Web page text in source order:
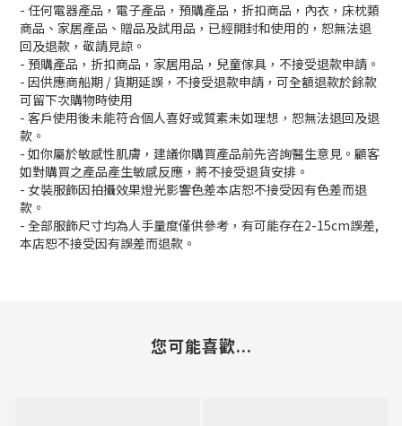
- 任何電器產品，電子產品，預購產品，折扣商品，內衣，床枕類
商品、家居產品、贈品及試用品，已經開封和使用的，恕無法退
回及退款，敬請見諒。
- 預購產品，折扣商品，家居用品，兒童傢具，不接受退款申請。
- 因供應商船期 / 貨期延誤，不接受退款申請，可全額退款於餘款
可留下次購物時使用
- 客戶使用後未能符合個人喜好或質素未如理想，恕無法退回及退
款。
- 如你屬於敏感性肌膚，建議你購買產品前先咨詢醫生意見。顧客
如對購買之產品產生敏感反應，將不接受退貨安排。
- 女裝服飾因拍攝效果燈光影響色差本店恕不接受因有色差而退
款。
- 全部服飾尺寸均為人手量度僅供參考，有可能存在2-15cm誤差,
本店恕不接受因有誤差而退款。
您可能喜歡...